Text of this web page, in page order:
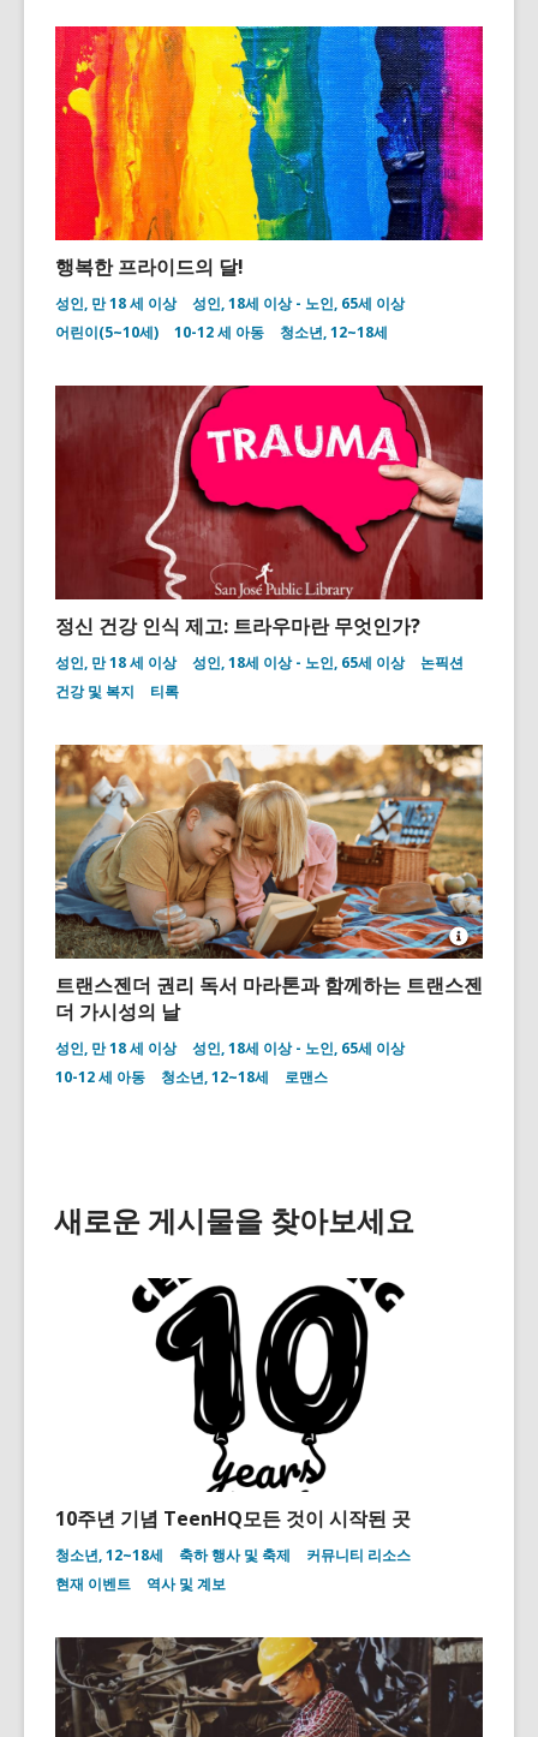
행복한 프라이드의 달!
성인, 만 18 세 이상
성인, 18세 이상 - 노인, 65세 이상
어린이(5~10세)
10-12 세 아동 청소년, 12~18세
정신 건강 인식 제고: 트라우마란 무엇인가?
성인, 만 18 세 이상 성인, 18세 이상 - 노인, 65세 이상
논픽션
건강 및 복지
티록
Open
Image
트랜스젠더 권리 독서 마라톤과 함께하는 트랜스젠
더 가시성의 날
성인, 만 18 세 이상
성인, 18세 이상 - 노인, 65세 이상
10-12 세 아동
청소년, 12~18세 로맨스
새로운 게시물을 찾아보세요
10주년 기념 TeenHQ모든 것이 시작된 곳
청소년, 12~18세 축하 행사 및 축제
커뮤니티 리소스
현재 이벤트
역사 및 계보